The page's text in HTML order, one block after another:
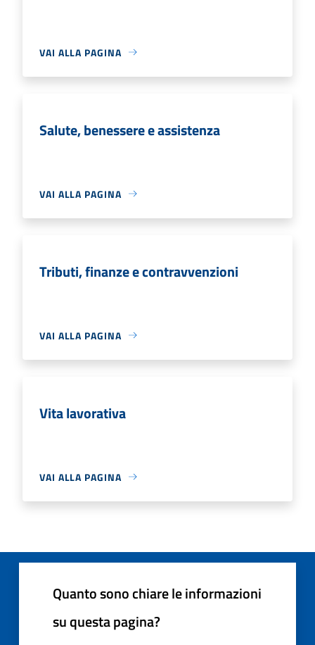
VAI ALLA PAGINA
Salute, benessere e assistenza
VAI ALLA PAGINA
Tributi, finanze e contravvenzioni
VAI ALLA PAGINA
Vita lavorativa
VAI ALLA PAGINA
Quanto sono chiare le informazioni
su questa pagina?